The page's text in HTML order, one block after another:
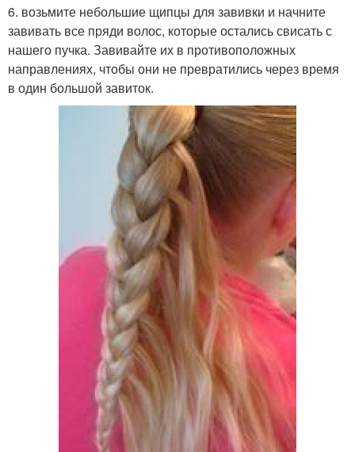
6. возьмите небольшие щипцы для завивки и начните
завивать все пряди волос, которые остались свисать с
нашего пучка. Завивайте их в противоположных
направлениях, чтобы они не превратились через время
в один большой завиток.